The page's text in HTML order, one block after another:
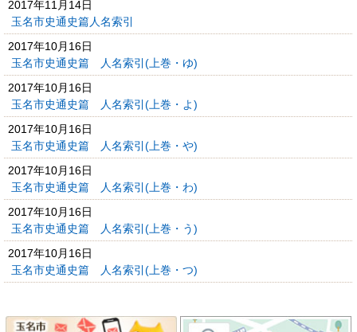
2017年11月14日
玉名市史通史篇人名索引
2017年10月16日
玉名市史通史篇 人名索引(上巻・ゆ)
2017年10月16日
玉名市史通史篇 人名索引(上巻・よ)
2017年10月16日
玉名市史通史篇 人名索引(上巻・や)
2017年10月16日
玉名市史通史篇 人名索引(上巻・わ)
2017年10月16日
玉名市史通史篇 人名索引(上巻・う)
2017年10月16日
玉名市史通史篇 人名索引(上巻・つ)